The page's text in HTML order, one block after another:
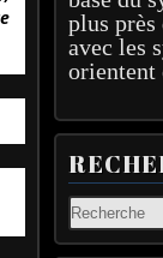
plus
avec les
orientent